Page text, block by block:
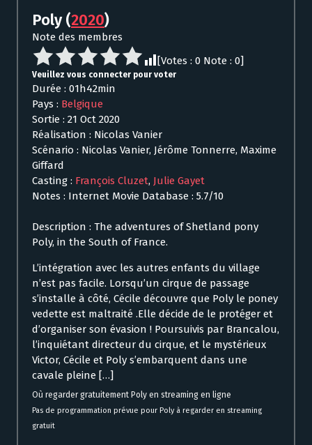
Poly(2020)
Note des membres
[Votes : 0 Note : 0]
Veuillez vous connecter pour voter
Durée : 01h42min
Pays : Belgique
Sortie : 21 Oct 2020
Réalisation : Nicolas Vanier
Scénario : Nicolas Vanier, Jérôme Tonnerre, Maxime
Giffard
Casting : François Cluzet, Julie Gayet
Notes : Internet Movie Database : 5.7/10
Description : The adventures of Shetland pony
Poly, in the South of France.
L’intégration avec les autres enfants du village
n’est pas facile. Lorsqu’un cirque de passage
s’installe à côté, Cécile découvre que Poly le poney
vedette est maltraité .Elle décide de le protéger et
d’organiser son évasion ! Poursuivis par Brancalou,
l’inquiétant directeur du cirque, et le mystérieux
Victor, Cécile et Poly s’embarquent dans une
cavale pleine […]
Où regarder gratuitement Poly en streaming en ligne
Pas de programmation prévue pour Poly à regarder en streaming
gratuit